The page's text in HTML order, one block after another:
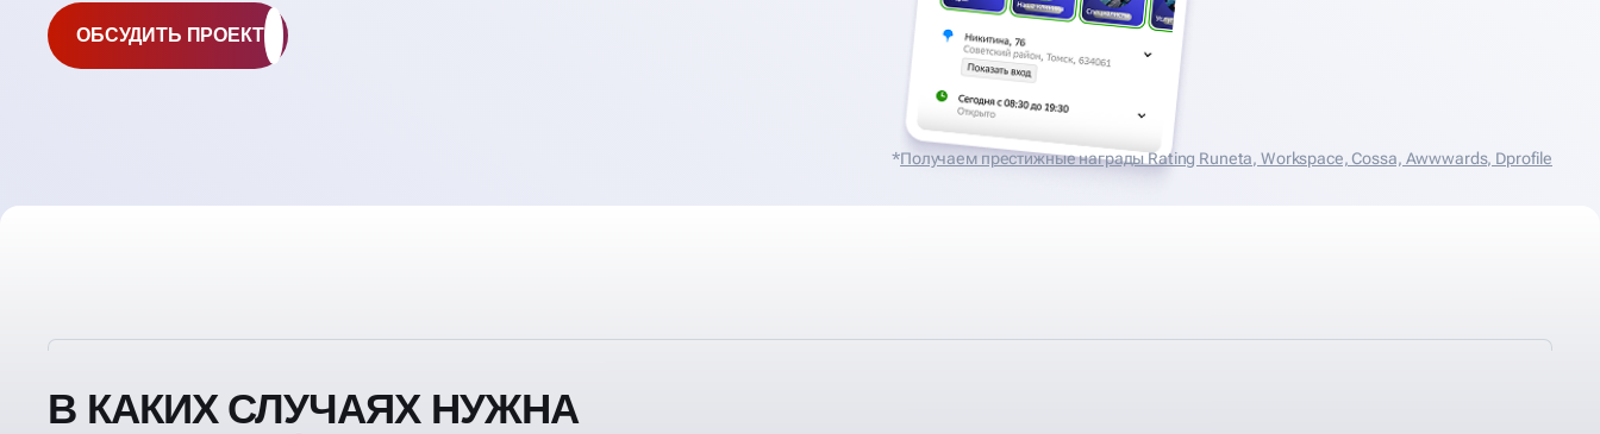
ОБСУДИТЬ ПРОЕКТ
*Получаем престижные награды Rating Runeta, Workspace, Cossa, Аwwwards, Dprofile
В КАКИХ СЛУЧАЯХ НУЖНА